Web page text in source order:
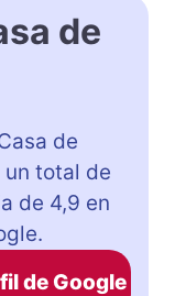
de
de
un total de
de 4,9 en
de Google